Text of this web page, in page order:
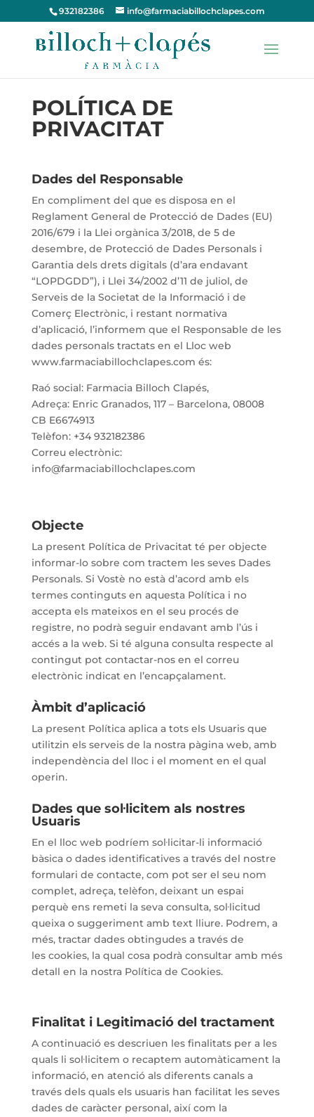
932182386 info@farmaciabillochclapes.com
POLÍTICA DE
PRIVACITAT
Dades del Responsable
En compliment del que es disposa en el
Reglament General de Protecció de Dades (EU)
2016/679 i la Llei orgànica 3/2018, de 5 de
desembre, de Protecció de Dades Personals i
Garantia dels drets digitals (d’ara endavant
“LOPDGDD”), i Llei 34/2002 d’11 de juliol, de
Serveis de la Societat de la Informació i de
Comerç Electrònic, i restant normativa
d’aplicació, l’informem que el Responsable de les
dades personals tractats en el Lloc web
www.farmaciabillochclapes.com és:
Raó social: Farmacia Billoch Clapés,
Adreça: Enric Granados, 117 – Barcelona, 08008
CB E6674913
Telèfon: +34 932182386
Correu electrònic:
info@farmaciabillochclapes.com
Objecte
La present Política de Privacitat té per objecte
informar-lo sobre com tractem les seves Dades
Personals. Si Vostè no està d’acord amb els
termes continguts en aquesta Política i no
accepta els mateixos en el seu procés de
registre, no podrà seguir endavant amb l’ús i
accés a la web. Si té alguna consulta respecte al
contingut pot contactar-nos en el correu
electrònic indicat en l’encapçalament.
Àmbit d’aplicació
La present Política aplica a tots els Usuaris que
utilitzin els serveis de la nostra pàgina web, amb
independència del lloc i el moment en el qual
operin.
Dades que sol·licitem als nostres
Usuaris
En el lloc web podríem sol·licitar-li informació
bàsica o dades identificatives a través del nostre
formulari de contacte, com pot ser el seu nom
complet, adreça, telèfon, deixant un espai
perquè ens remeti la seva consulta, sol·licitud
queixa o suggeriment amb text lliure. Podrem, a
més, tractar dades obtingudes a través de
les cookies, la qual cosa podrà consultar amb més
detall en la nostra Política de Cookies.
Finalitat i Legitimació del tractament
A continuació es descriuen les finalitats per a les
quals li sol·licitem o recaptem automàticament la
informació, en atenció als diferents canals a
través dels quals els usuaris han facilitat les seves
dades de caràcter personal, així com la